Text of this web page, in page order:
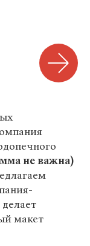
не важна)
макет